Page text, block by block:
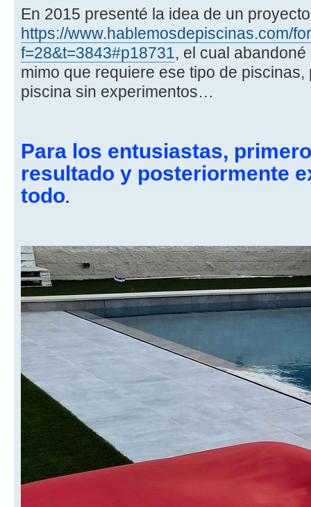
En 2015 presenté la idea de un
https://www.hablemosdepiscinas.com/
f=28&t=3843#p18731, el cual
mimo que requiere ese tipo de
piscina sin experimentos…
Para los entusiastas,
resultado y posteriormente
todo.